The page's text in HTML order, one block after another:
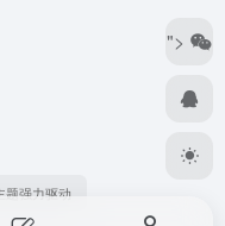
">
题强力驱动